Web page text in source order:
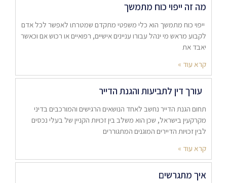
מה זה ייפוי כוח מתמשך
ייפוי כוח מתמשך הוא כלי משפטי מתקדם שמטרתו לאפשר לכל אדם
לקבוע מראש מי ינהל עבורו עניינים אישיים, רפואיים או רכוש אם וכאשר
יאבד את
קרא עוד »
עורך דין לתביעות והגנת הדייר
תחום הגנת הדייר נחשב לאחד הנושאים הרגישים והמורכבים בדיני
מקרקעין בישראל, שכן הוא משלב בין זכויות הקניין של בעלי נכסים
לבין זכויות הדיירים המוגנים המתגוררים
קרא עוד »
איך מתגרשים